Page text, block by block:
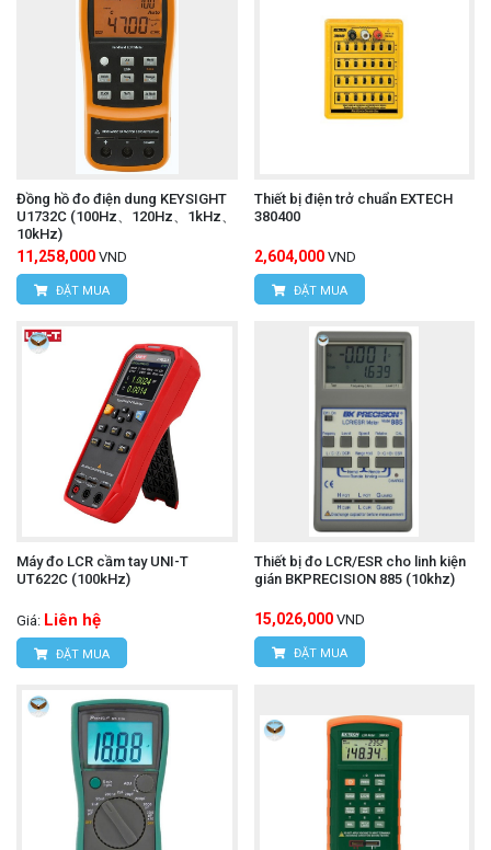
Đồng hồ đo điện dung KEYSIGHT
U1732C (100Hz、120Hz、1kHz、
10kHz)
11,258,000 VND
ĐẶT MUA
Thiết bị điện trở chuẩn EXTECH
380400
2,604,000 VND
ĐẶT MUA
Máy đo LCR cầm tay UNI-T
UT622C (100kHz)
Giá: Liên hệ
ĐẶT MUA
Thiết bị đo LCR/ESR cho linh kiện
gián BKPRECISION 885 (10khz)
15,026,000 VND
ĐẶT MUA